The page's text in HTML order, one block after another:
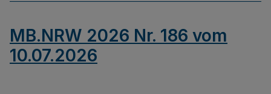
MB.NRW 2026 Nr. 186 vom
10.07.2026